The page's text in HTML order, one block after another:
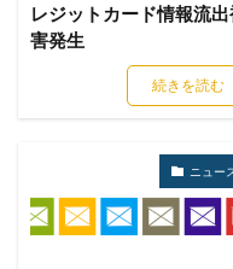
ハッカーグループ
バックアップ
パッ
ビジ
ビックデータ
ビ
ビットポイント
レジットカード情報流
害発生
続きを読む
ニュー